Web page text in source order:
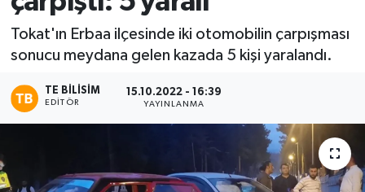
Tokat'ın Erbaa ilçesinde iki otomobilin çarpışması
sonucu meydana gelen kazada 5 kişi yaralandı.
TE BILISIM
EDITÖR
15.10.2022 - 16:39
YAYINLANMA
Ekonomi